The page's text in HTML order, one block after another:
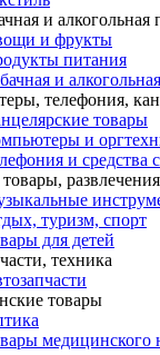
и алкогольная
и фрукты
питания
и
телефония,
товары
и
и средства
туризм, спорт
для детей
техника
товары
медицинского